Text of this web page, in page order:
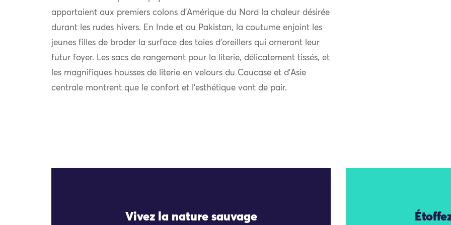
apportaient aux premiers colons d’Amérique du Nord la chaleur désirée
durant les rudes hivers. En Inde et au Pakistan, la coutume enjoint les
jeunes filles de broder la surface des taies d’oreillers qui orneront leur
futur foyer. Les sacs de rangement pour la literie, délicatement tissés, et
les magnifiques housses de literie en velours du Caucase et d’Asie
centrale montrent que le confort et l’esthétique vont de pair.
Vivez la nature sauvage